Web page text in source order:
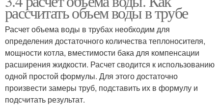
рассчитать объем воды в трубе
Расчет объема воды в трубах необходим для
определения достаточного количества теплоносителя,
мощности котла, вместимости бака для компенсации
расширения жидкости. Расчет сводится к использованию
одной простой формулы. Для этого достаточно
произвести замеры труб, подставить их в формулу и
подсчитать результат.